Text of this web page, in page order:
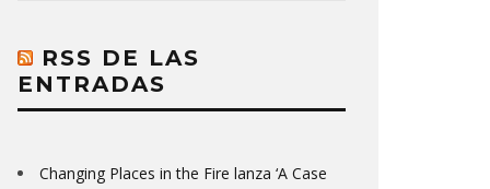
RSS DE LAS
ENTRADAS
Changing Places in the Fire lanza ‘A Case